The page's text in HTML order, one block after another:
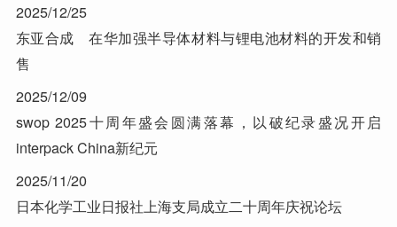
2025/12/25
东亚合成 在华加强半导体材料与锂电池材料的开发和销
售
2025/12/09
swop 2025十周年盛会圆满落幕，以破纪录盛况开启
interpack China新纪元
2025/11/20
日本化学工业日报社上海支局成立二十周年庆祝论坛